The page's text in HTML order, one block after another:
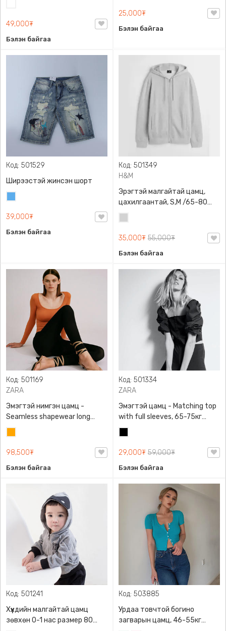
49,000₮
Бэлэн байгаа
25,000₮
Бэлэн байгаа
Код: 501529
Ширээстэй жинсэн шорт
39,000₮
Бэлэн байгаа
Код: 501349
H&M
Эрэгтэй малгайтай цамц,
цахилгаантай, S,M /65-80
кг/, H&M, 0852614006,
Даавуу
35,000₮ 55,000₮
Бэлэн байгаа
Код: 501169
ZARA
Эмэгтэй нимгэн цамц -
Seamless shapewear long
sleeve t-shirt, 40-60кг жинд
таарна, ZARA, 8779/458/615,
Урт ханцуйтай
98,500₮
Бэлэн байгаа
Код: 501334
ZARA
Эмэгтэй цамц - Matching top
with full sleeves, 65-75кг
жинд таарна, ZARA,
0962/642/800, Задгай
энгэртэй, Урт ханцуйтай,
29,000₮ 59,000₮
Бэлэн байгаа
Код: 501241
Хүүхдийн малгайтай цамц
зөвхөн 0-1 нас размер 80
Код: 503885
Урдаа товчтой богино
загварын цамц, 46-55кг